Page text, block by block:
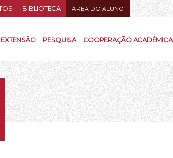
BIBLIOTECA ÁREA DO ALUNO
PESQUISA COOPERAÇÃO ACADÊMICA